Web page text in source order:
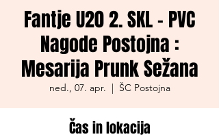
Fantje U20 2. SKL - PVC
Nagode Postojna :
Mesarija Prunk Sežana
ned., 07. apr.
  |
ŠC Postojna
Čas in lokacija